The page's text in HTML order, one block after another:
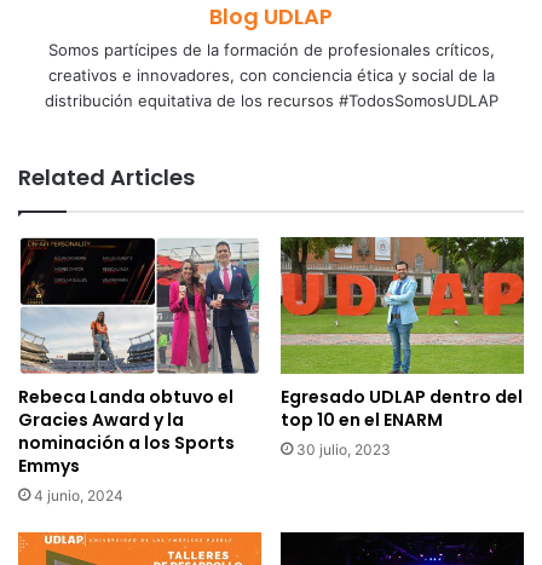
Blog UDLAP
Somos partícipes de la formación de profesionales críticos,
creativos e innovadores, con conciencia ética y social de la
distribución equitativa de los recursos #TodosSomosUDLAP
Related Articles
Rebeca Landa obtuvo el
Gracies Award y la
nominación a los Sports
Emmys
4 junio, 2024
Egresado UDLAP dentro del
top 10 en el ENARM
30 julio, 2023